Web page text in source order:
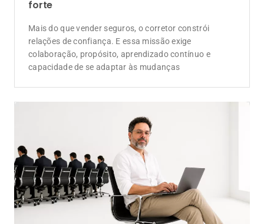
forte
Mais do que vender seguros, o corretor constrói
relações de confiança. E essa missão exige
colaboração, propósito, aprendizado contínuo e
capacidade de se adaptar às mudanças